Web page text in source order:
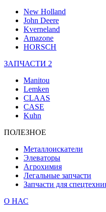
New Holland
John Deere
Kverneland
Amazone
HORSCH
ЗАПЧАСТИ 2
Manitou
Lemken
CLAAS
CASE
Kuhn
ПОЛЕЗНОЕ
Металлоискатели
Элеваторы
Агрохимия
Легальные запчасти
Запчасти для
О НАС